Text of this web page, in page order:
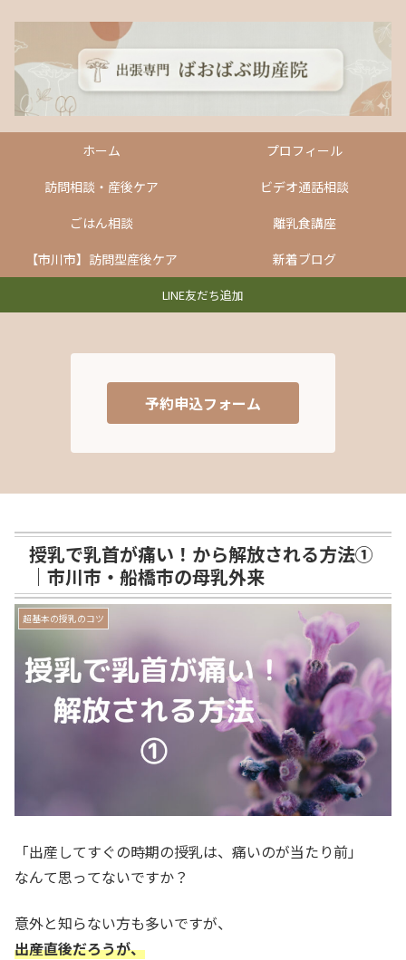
ホーム
プロフィール
訪問相談・産後ケア
ビデオ通話相談
ごはん相談
離乳食講座
【市川市】訪問型産後ケア
新着ブログ
LINE友だち追加
予約申込フォーム
授乳で乳首が痛い！から解放される方法➀
｜市川市・船橋市の母乳外来
超基本の授乳のコツ
「出産してすぐの時期の授乳は、痛いのが当たり前」
なんて思ってないですか？
意外と知らない方も多いですが、
出産直後だろうが、